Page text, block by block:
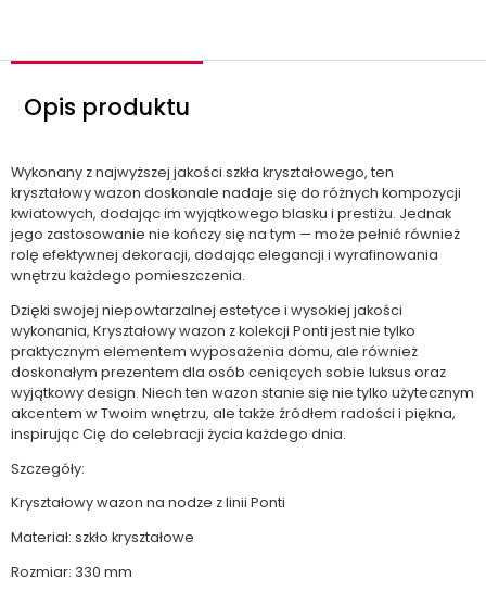
Opis produktu
Wykonany z najwyższej jakości szkła kryształowego, ten
kryształowy wazon doskonale nadaje się do różnych kompozycji
kwiatowych, dodając im wyjątkowego blasku i prestiżu. Jednak
jego zastosowanie nie kończy się na tym — może pełnić również
rolę efektywnej dekoracji, dodając elegancji i wyrafinowania
wnętrzu każdego pomieszczenia.
Dzięki swojej niepowtarzalnej estetyce i wysokiej jakości
wykonania, Kryształowy wazon z kolekcji Ponti jest nie tylko
praktycznym elementem wyposażenia domu, ale również
doskonałym prezentem dla osób ceniących sobie luksus oraz
wyjątkowy design. Niech ten wazon stanie się nie tylko użytecznym
akcentem w Twoim wnętrzu, ale także źródłem radości i piękna,
inspirując Cię do celebracji życia każdego dnia.
Szczegóły:
Kryształowy wazon na nodze z linii Ponti
Materiał: szkło kryształowe
Rozmiar: 330 mm